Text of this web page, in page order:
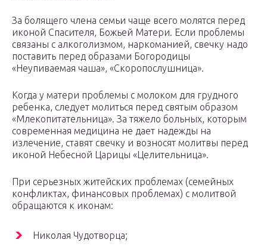
За болящего члена семьи чаще всего молятся перед
иконой Спасителя, Божьей Матери. Если проблемы
связаны с алкоголизмом, наркоманией, свечку надо
поставить перед образами Богородицы
«Неупиваемая чаша», «Скоропослушница».
Когда у матери проблемы с молоком для грудного
ребенка, следует молиться перед святым образом
«Млекопитательница». За тяжело больных, которым
современная медицина не дает надежды на
излечение, ставят свечку и возносят молитвы перед
иконой Небесной Царицы «Целительница».
При серьезных житейских проблемах (семейных
конфликтах, финансовых проблемах) с молитвой
обращаются к иконам:
Николая Чудотворца;